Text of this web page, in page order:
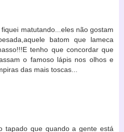
matutando...eles não gostam
batom que lameca
tenho que concordar que
o famoso lápis nos olhos e
das mais toscas...
tapado que quando a gente está